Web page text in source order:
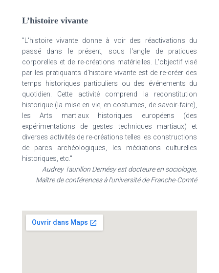
L’histoire vivante
"L'histoire vivante donne à voir des réactivations du
passé dans le présent, sous l'angle de pratiques
corporelles et de re-créations matérielles. L'objectif visé
par les pratiquants d'histoire vivante est de re-créer des
temps historiques particuliers ou des événements du
quotidien. Cette activité comprend la reconstitution
historique (la mise en vie, en costumes, de savoir-faire),
les Arts martiaux historiques européens (des
expérimentations de gestes techniques martiaux) et
diverses activités de re-créations telles les constructions
de parcs archéologiques, les médiations culturelles
historiques, etc."
Audrey Taurillon Demésy est docteure en sociologie,
Maître de conférences à l'université de Franche-Comté